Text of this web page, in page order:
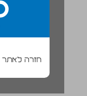
חזרה לאתר